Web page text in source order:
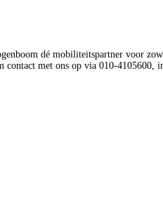
dé mobiliteitspartner voor
contact met ons op via 010-4105600,